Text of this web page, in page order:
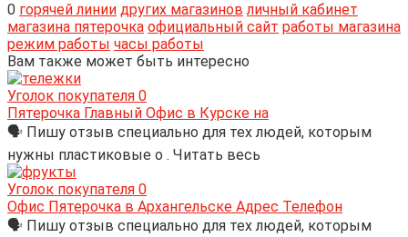
0 горячей линии других магазинов личный кабинет
магазина пятерочка официальный сайт работы магазина
режим работы часы работы
Вам также может быть интересно
Уголок покупателя 0
Пятерочка Главный Офис в Курске на
🗣 Пишу отзыв специально для тех людей, которым
нужны пластиковые о . Читать весь
Уголок покупателя 0
Офис Пятерочка в Архангельске Адрес Телефон
🗣 Пишу отзыв специально для тех людей, которым